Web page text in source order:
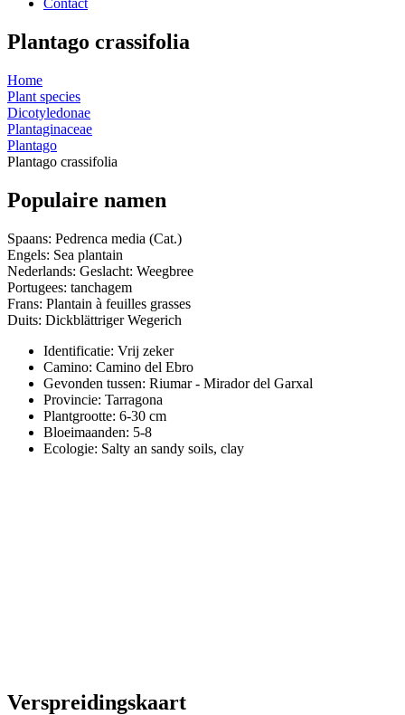
Contact
Plantago crassifolia
Home
Plant species
Dicotyledonae
Plantaginaceae
Plantago
Plantago crassifolia
Populaire namen
Spaans: Pedrenca media (Cat.)
Engels: Sea plantain
Nederlands: Geslacht: Weegbree
Portugees: tanchagem
Frans: Plantain à feuilles grasses
Duits: Dickblättriger Wegerich
Identificatie: Vrij zeker
Camino: Camino del Ebro
Gevonden tussen: Riumar - Mirador del Garxal
Provincie: Tarragona
Plantgrootte: 6-30 cm
Bloeimaanden: 5-8
Ecologie: Salty an sandy soils, clay
Verspreidingskaart